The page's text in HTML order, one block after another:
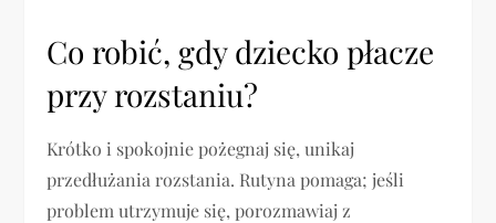
Co robić, gdy dziecko płacze
przy rozstaniu?
Krótko i spokojnie pożegnaj się, unikaj
przedłużania rozstania. Rutyna pomaga; jeśli
problem utrzymuje się, porozmawiaj z